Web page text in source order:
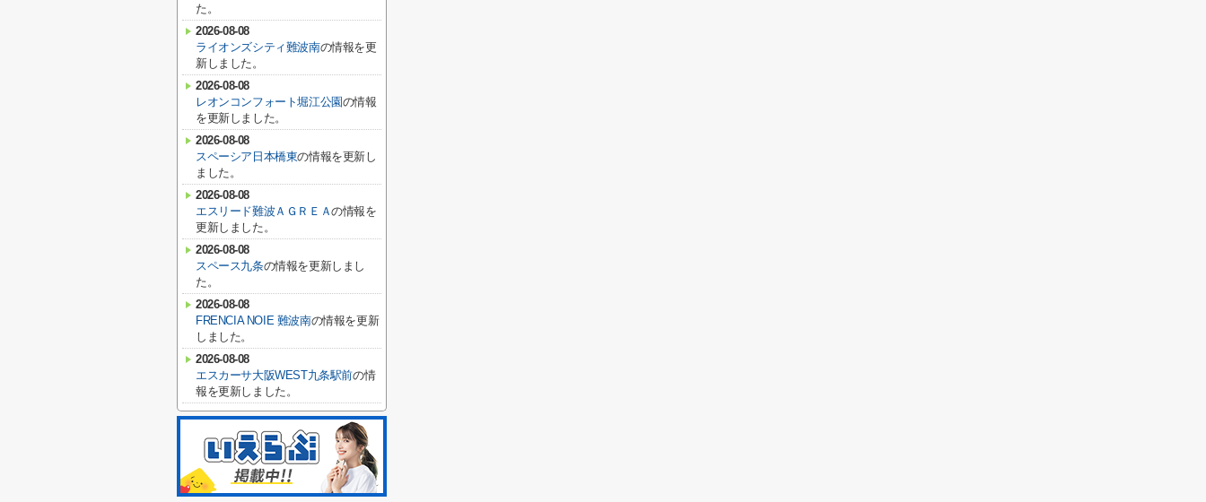
た。
2026-08-08
ライオンズシティ難波南の情報を更
新しました。
2026-08-08
レオンコンフォート堀江公園の情報
を更新しました。
2026-08-08
スペーシア日本橋東の情報を更新し
ました。
2026-08-08
エスリード難波ＡＧＲＥＡの情報を
更新しました。
2026-08-08
スペース九条の情報を更新しまし
た。
2026-08-08
FRENCIA NOIE 難波南の情報を更新
しました。
2026-08-08
エスカーサ大阪WEST九条駅前の情
報を更新しました。